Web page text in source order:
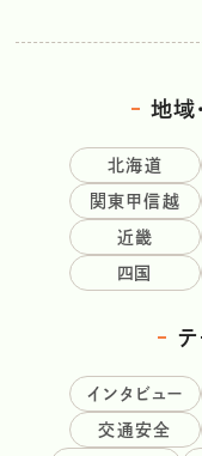
地域
北海道
関東甲信越
近畿
四国
インタビュー
交通安全